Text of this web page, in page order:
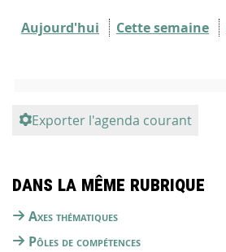
Aujourd'hui Cette semaine
Exporter l'agenda courant
Dans la même rubrique
Axes thématiques
Pôles de compétences